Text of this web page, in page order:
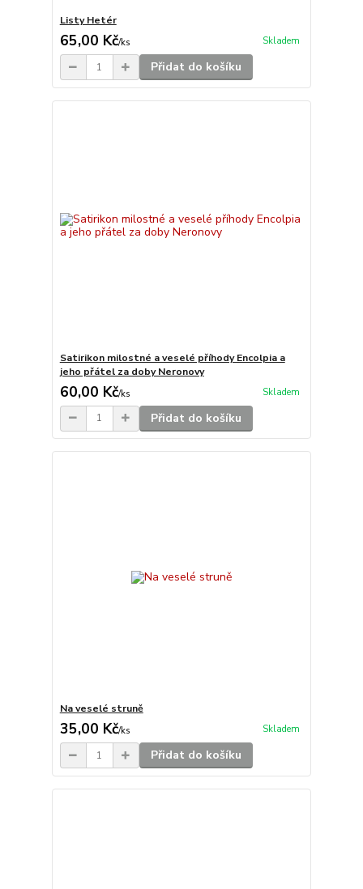
Listy Hetér
65,00 Kč/ks Skladem
Přidat do košíku
Satirikon milostné a veselé příhody Encolpia a
jeho přátel za doby Neronovy
60,00 Kč/ks Skladem
Přidat do košíku
Na veselé struně
35,00 Kč/ks Skladem
Přidat do košíku